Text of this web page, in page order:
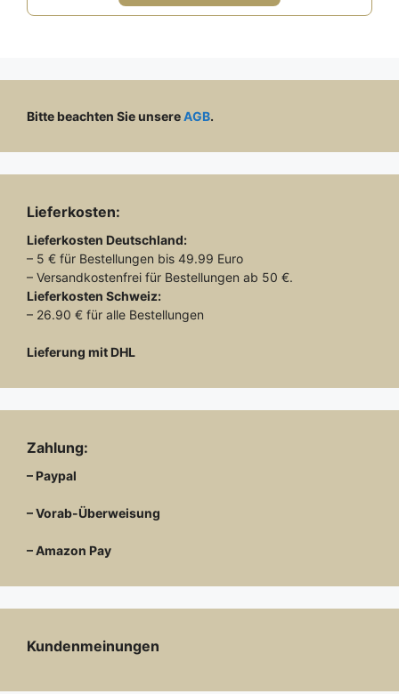
Bitte beachten Sie unsereAGB.
Lieferkosten:
Lieferkosten Deutschland:
– 5 € für Bestellungen bis 49.99 Euro
– Versandkostenfrei für Bestellungen ab 50 €.
Lieferkosten Schweiz:
– 26.90 € für alle Bestellungen
Lieferung mit DHL
Zahlung:
– Paypal
– Vorab-Überweisung
– Amazon Pay
Kundenmeinungen